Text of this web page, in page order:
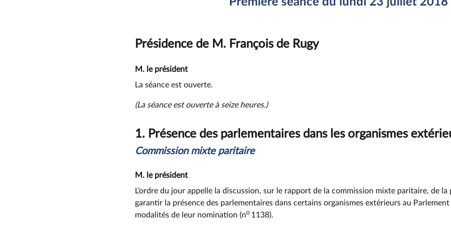
Présidence de M. François de Rugy
M. le président
La séance est ouverte.
(La séance est ouverte à seize heures.)
1. Présence des parlementaires dans les organismes
Commission mixte paritaire
M. le président
L’ordre du jour appelle la discussion, sur le rapport de la commission mixte paritaire, de
garantir la présence des parlementaires dans certains organismes extérieurs au
modalités de leur nomination (no 1138).